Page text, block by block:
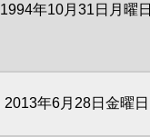
1994年10月31日月曜日
2013年6月28日金曜日